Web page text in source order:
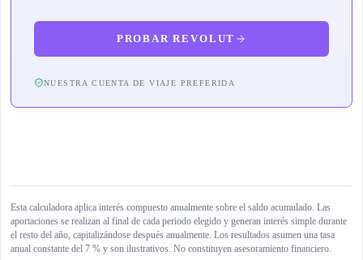
PROBAR REVOLUT
NUESTRA CUENTA DE VIAJE PREFERIDA
Esta calculadora aplica interés compuesto anualmente sobre el saldo acumulado. Las
aportaciones se realizan al final de cada periodo elegido y generan interés simple durante
el resto del año, capitalizándose después anualmente. Los resultados asumen una tasa
anual constante del 7 % y son ilustrativos. No constituyen asesoramiento financiero.